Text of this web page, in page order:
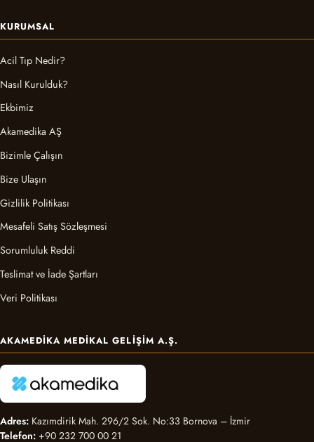
KURUMSAL
Acil Tıp Nedir?
Nasıl Kurulduk?
Ekbimiz
Akamedika AŞ
Bizimle Çalışın
Bize Ulaşın
Gizlilik Politikası
Mesafeli Satış Sözleşmesi
Sorumluluk Reddi
Teslimat ve İade Şartları
Veri Politikası
AKAMEDIKA MEDIKAL GELIŞIM A.Ş.
Adres: Kazımdirik Mah. 296/2 Sok. No:33 Bornova – İzmir
Telefon: +90 232 700 00 21